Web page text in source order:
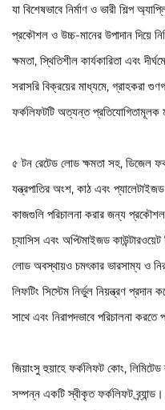
যা বিশেষভাবে নির্মাণ ও ভারী শিল্প
প্রকৌশল ও উচ্চ-মানের উপাদান দিয়ে
ক্ষমতা, স্থিতিশীল কার্যকারিতা এবং
সরাসরি বিক্রয়ের মাধ্যমে, গ্রাহকরা
ফর্কলিফটটি অত্যন্ত প্রতিযোগিতামূলক
৫ টন রেটেড লোড ক্ষমতা সহ, ডিজেল
যন্ত্রপাতির অংশ, কাঠ এবং প্যালেটাইজড
কাজগুলি পরিচালনা করার জন্য
চ্যাসিস এবং অপ্টিমাইজড কাউন্টারওয়েট
লোড অবস্থায়ও চমৎকার ভারসাম্য ও
লিফটিং সিস্টেম নির্ভুল নিয়ন্ত্রণ
সাথে এবং নিরাপদভাবে পরিচালনা করতে
জিয়াংসু হুয়াহে ফর্কলিফট কোং,
সম্পন্ন একটি স্বীকৃত ফর্কলিফট